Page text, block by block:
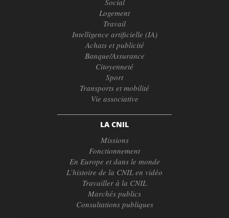
Logement
Travail
Intelligence artificielle (IA)
Achats et publicité
Banque/Assurance
Citoyenneté
Sport
Transports et mobilité
Vie associative
LA CNIL
Missions
Fonctionnement
En Europe et dans le monde
L’histoire de la CNIL en vidéo
Travailler à la CNIL
Marchés publics
Consultations publiques